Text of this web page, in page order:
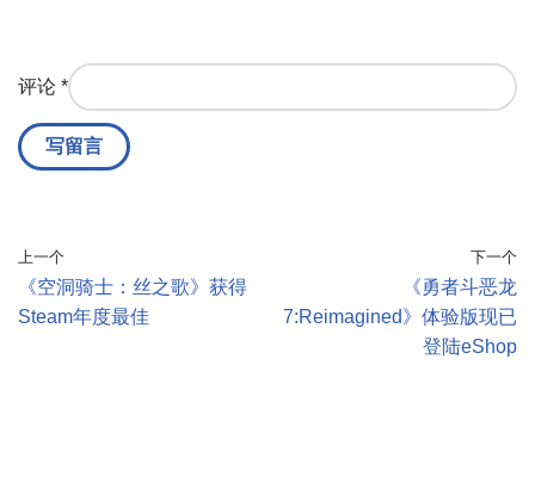
评论 *
上一个
《空洞骑士：丝之歌》获得
Steam年度最佳
下一个
《勇者斗恶龙
7:Reimagined》体验版现已
登陆eShop